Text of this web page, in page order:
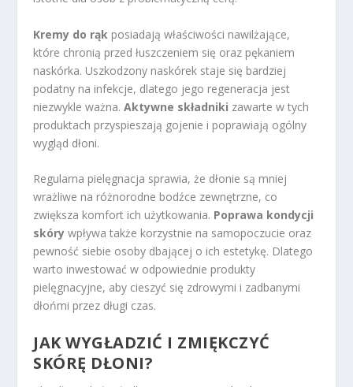
Kremy do rąk posiadają właściwości nawilżające,
które chronią przed łuszczeniem się oraz pękaniem
naskórka. Uszkodzony naskórek staje się bardziej
podatny na infekcje, dlatego jego regeneracja jest
niezwykle ważna.Aktywne składniki zawarte w tych
produktach przyspieszają gojenie i poprawiają ogólny
wygląd dłoni.
Regularna pielęgnacja sprawia, że dłonie są mniej
wrażliwe na różnorodne bodźce zewnętrzne, co
zwiększa komfort ich użytkowania. Poprawa kondycji
skóry wpływa także korzystnie na samopoczucie oraz
pewność siebie osoby dbającej o ich estetykę. Dlatego
warto inwestować w odpowiednie produkty
pielęgnacyjne, aby cieszyć się zdrowymi i zadbanymi
dłońmi przez długi czas.
JAK WYGŁADZIĆ I ZMIĘKCZYĆ
SKÓRĘ DŁONI?